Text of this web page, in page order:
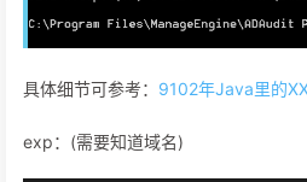
具体细节可参考： 9102年Java里的
exp：(需要知道域名)